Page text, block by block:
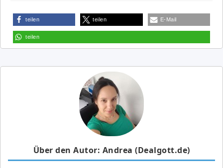
teilen teilen E-Mail
teilen
Über den Autor: Andrea (Dealgott.de)